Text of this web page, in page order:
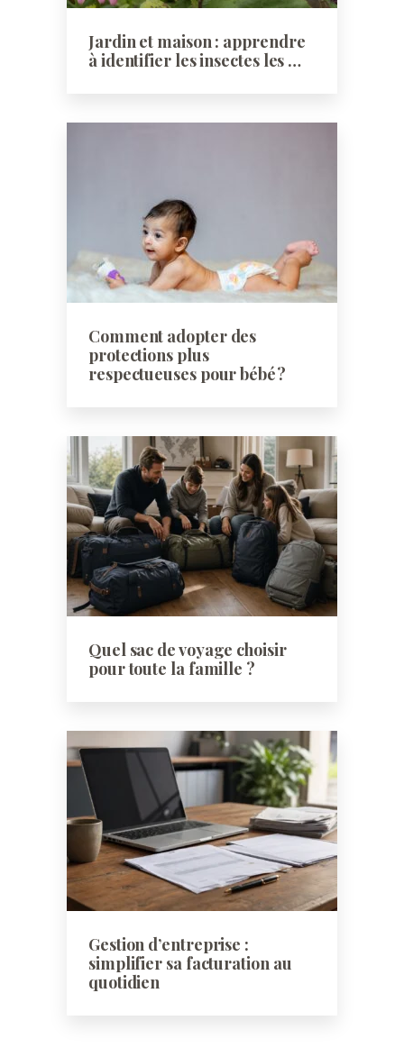
Jardin et maison : apprendre
à identifier les insectes les …
Comment adopter des
protections plus
respectueuses pour bébé ?
Quel sac de voyage choisir
pour toute la famille ?
Gestion d’entreprise :
simplifier sa facturation au
quotidien